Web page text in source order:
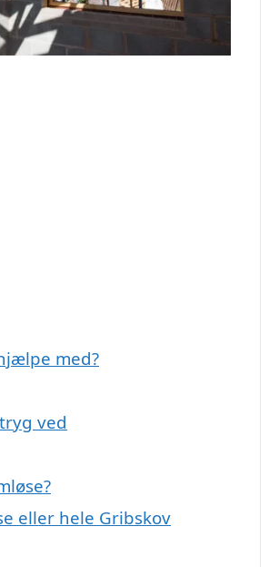
med?
ved
eller hele Gribskov